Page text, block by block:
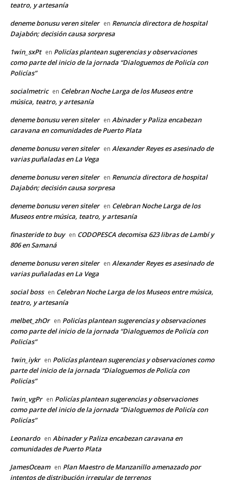
teatro, y artesanía
deneme bonusu veren siteler en Renuncia directora de hospital
Dajabón; decisión causa sorpresa
1win_sxPt en Policías plantean sugerencias y observaciones
como parte del inicio de la jornada “Dialoguemos de Policía con
Policías”
socialmetric en Celebran Noche Larga de los Museos entre
música, teatro, y artesanía
deneme bonusu veren siteler en Abinader y Paliza encabezan
caravana en comunidades de Puerto Plata
deneme bonusu veren siteler en Alexander Reyes es asesinado de
varias puñaladas en La Vega
deneme bonusu veren siteler en Renuncia directora de hospital
Dajabón; decisión causa sorpresa
deneme bonusu veren siteler en Celebran Noche Larga de los
Museos entre música, teatro, y artesanía
finasteride to buy en CODOPESCA decomisa 623 libras de Lambí y
806 en Samaná
deneme bonusu veren siteler en Alexander Reyes es asesinado de
varias puñaladas en La Vega
social boss en Celebran Noche Larga de los Museos entre música,
teatro, y artesanía
melbet_zhOr en Policías plantean sugerencias y observaciones
como parte del inicio de la jornada “Dialoguemos de Policía con
Policías”
1win_iykr en Policías plantean sugerencias y observaciones como
parte del inicio de la jornada “Dialoguemos de Policía con
Policías”
1win_vgPr en Policías plantean sugerencias y observaciones
como parte del inicio de la jornada “Dialoguemos de Policía con
Policías”
Leonardo en Abinader y Paliza encabezan caravana en
comunidades de Puerto Plata
JamesOceam en Plan Maestro de Manzanillo amenazado por
intentos de distribución irregular de terrenos